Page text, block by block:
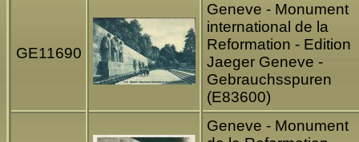
GE11690
Geneve - Monument
international de la
Reformation - Edition
Jaeger Geneve -
Gebrauchsspuren
(E83600)
Geneve - Monument